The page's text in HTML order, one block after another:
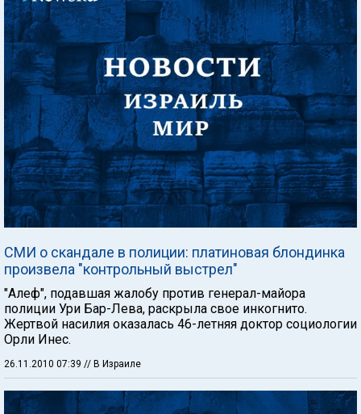
СМИ о скандале в полиции: платиновая блондинка
произвела "контрольный выстрел"
"Алеф", подавшая жалобу против генерал-майора
полиции Ури Бар-Лева, раскрыла свое инкогнито.
Жертвой насилия оказалась 46-летняя доктор социологии
Орли Инес.
26.11.2010 07:39 // В Израиле